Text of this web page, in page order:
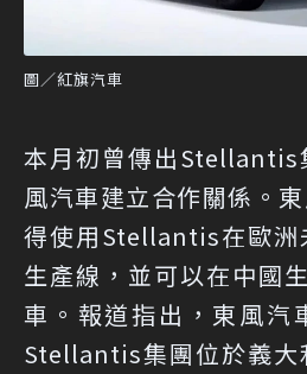
圖／紅旗汽車
本月初曾傳出Stellantis
風汽車建立合作關係。
得使用Stellantis在歐洲
生產線，並可以在中國
車。報道指出，東風汽
Stellantis集團位於義大